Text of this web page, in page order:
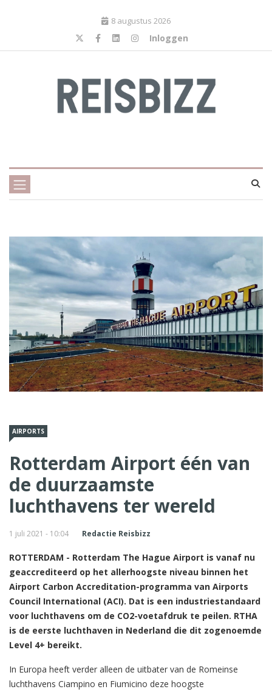
8 augustus 2026
Inloggen
AIRPORTS
Rotterdam Airport één van
de duurzaamste
luchthavens ter wereld
1 juli 2021 - 10:04 Redactie Reisbizz
ROTTERDAM - Rotterdam The Hague Airport is vanaf nu
geaccrediteerd op het allerhoogste niveau binnen het
Airport Carbon Accreditation-programma van Airports
Council International (ACI). Dat is een industriestandaard
voor luchthavens om de CO2-voetafdruk te peilen. RTHA
is de eerste luchthaven in Nederland die dit zogenoemde
Level 4+ bereikt.
In Europa heeft verder alleen de uitbater van de Romeinse
luchthavens Ciampino en Fiumicino deze hoogste